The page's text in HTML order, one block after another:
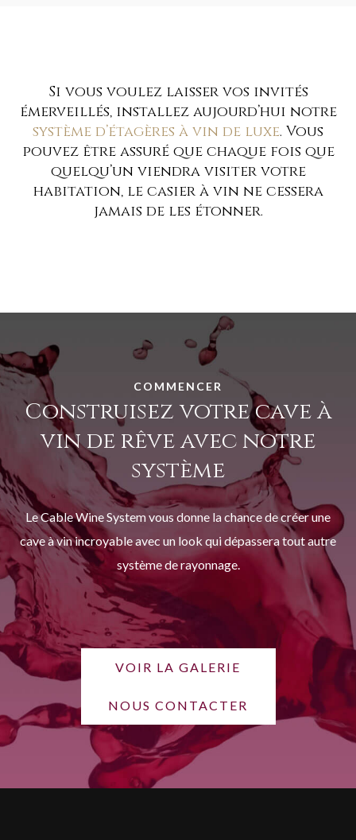
Si vous voulez laisser vos invités
émerveillés, installez aujourd’hui notre
système d’étagères à vin de luxe. Vous
pouvez être assuré que chaque fois que
quelqu’un viendra visiter votre
habitation, le casier à vin ne cessera
jamais de les étonner.
COMMENCER
Construisez votre cave à
vin de rêve avec notre
système
Le Cable Wine System vous donne la chance de créer une
cave à vin incroyable avec un look qui dépassera tout autre
système de rayonnage.
VOIR LA GALERIE
NOUS CONTACTER